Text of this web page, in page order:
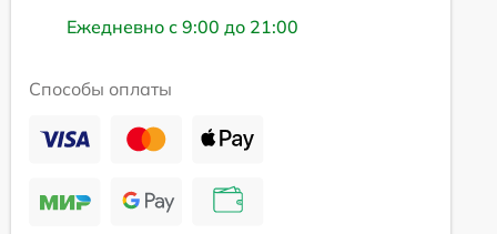
Ежедневно с 9:00 до 21:00
Способы оплаты